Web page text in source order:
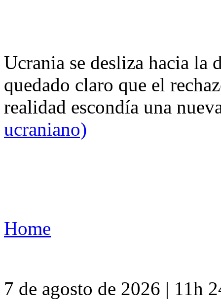
Ucrania se desliza hacia
quedado claro que el
realidad escondía una
ucraniano)
Home
7 de agosto de 2026 | 11h